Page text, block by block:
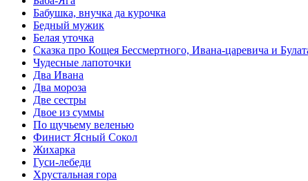
Бабушка, внучка да курочка
Бедный мужик
Белая уточка
Сказка про Кощея Бессмертного, Ивана-царевича и
Чудесные лапоточки
Два Ивана
Два мороза
Две сестры
Двое из суммы
По щучьему веленью
Финист Ясный Сокол
Жихарка
Гуси-лебеди
Хрустальная гора